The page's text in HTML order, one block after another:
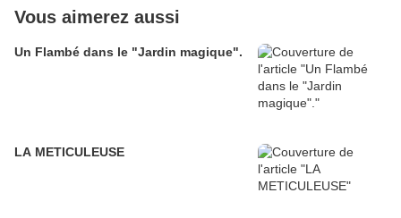
Vous aimerez aussi
Un Flambé dans le "Jardin magique".
LA METICULEUSE